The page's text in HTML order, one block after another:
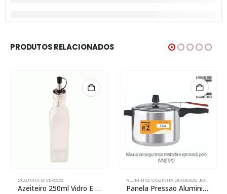
PRODUTOS RELACIONADOS
COZINHA DIVERSOS
Azeiteiro 250ml Vidro E Plastico Pp
ALUMINIO,COZINHA DIVERSOS,JOGO DE PANELAS
Panela Pressao Aluminio Fechamento Interno 4,5l